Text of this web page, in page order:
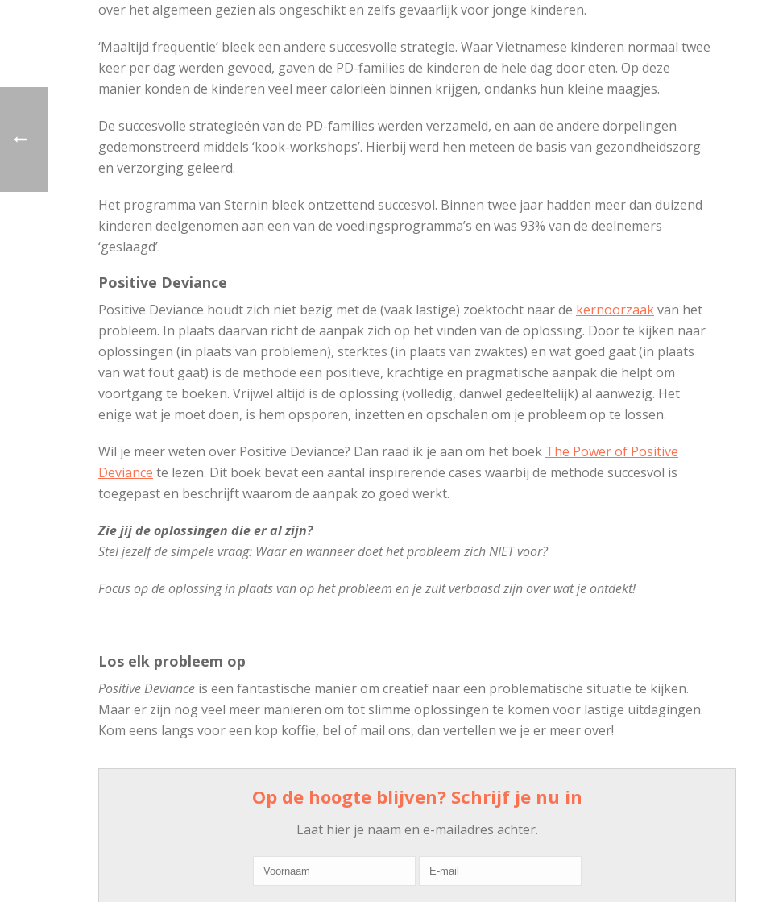
over het algemeen gezien als ongeschikt en zelfs gevaarlijk voor jonge kinderen.
‘Maaltijd frequentie’ bleek een andere succesvolle strategie. Waar Vietnamese kinderen normaal twee
keer per dag werden gevoed, gaven de PD-families de kinderen de hele dag door eten. Op deze
manier konden de kinderen veel meer calorieën binnen krijgen, ondanks hun kleine maagjes.
De succesvolle strategieën van de PD-families werden verzameld, en aan de andere dorpelingen
gedemonstreerd middels ‘kook-workshops’. Hierbij werd hen meteen de basis van gezondheidszorg
en verzorging geleerd.
Het programma van Sternin bleek ontzettend succesvol. Binnen twee jaar hadden meer dan duizend
kinderen deelgenomen aan een van de voedingsprogramma’s en was 93% van de deelnemers
‘geslaagd’.
Positive Deviance
Positive Deviance houdt zich niet bezig met de (vaak lastige) zoektocht naar de kernoorzaakvan het
probleem. In plaats daarvan richt de aanpak zich op het vinden van de oplossing. Door te kijken naar
oplossingen (in plaats van problemen), sterktes (in plaats van zwaktes) en wat goed gaat (in plaats
van wat fout gaat) is de methode een positieve, krachtige en pragmatische aanpak die helpt om
voortgang te boeken. Vrijwel altijd is de oplossing (volledig, danwel gedeeltelijk) al aanwezig. Het
enige wat je moet doen, is hem opsporen, inzetten en opschalen om je probleem op te lossen.
Wil je meer weten over Positive Deviance? Dan raad ik je aan om het boek The Power of Positive
Deviance te lezen. Dit boek bevat een aantal inspirerende cases waarbij de methode succesvol is
toegepast en beschrijft waarom de aanpak zo goed werkt.
Zie jij de oplossingen die er al zijn?
Stel jezelf de simpele vraag: Waar en wanneer doet het probleem zich NIET voor?
Focus op de oplossing in plaats van op het probleem en je zult verbaasd zijn over wat je ontdekt!
Los elk probleem op
Positive Deviance is een fantastische manier om creatief naar een problematische situatie te kijken.
Maar er zijn nog veel meer manieren om tot slimme oplossingen te komen voor lastige uitdagingen.
Kom eens langs voor een kop koffie, bel of mail ons, dan vertellen we je er meer over!
Op de hoogte blijven? Schrijf je nu in
Laat hier je naam en e-mailadres achter.